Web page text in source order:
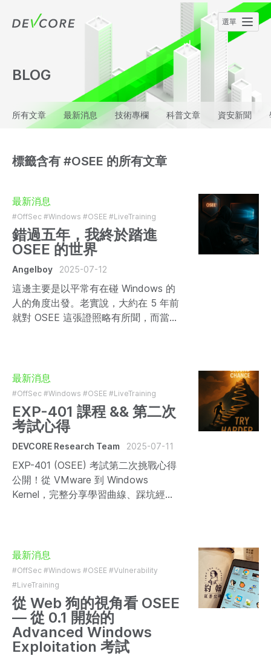
BLOG
所有文章 最新消息 技術專欄 科普文章 資安新聞
標籤含有 #OSEE 的所有文章
最新消息
#OffSec #Windows #OSEE #LiveTraining
錯過五年，我終於踏進
OSEE 的世界
Angelboy 2025-07-12
這邊主要是以平常有在碰 Windows 的
人的角度出發。老實說，大約在 5 年前
就對 OSEE 這張證照略有所聞，而當時
一些有關 Windows Kernel 的利用技
巧，不過剛開時學時也處處碰壁，花了
好一段時間才慢慢學會怎麼去好好搞一
個 Windows Kernel Exploit。在得知有
這張證照之後，便下定決心未來某一天
一定要拿到這張證照。
最新消息
#OffSec #Windows #OSEE #LiveTraining
EXP-401 課程 && 第二次
考試心得
DEVCORE Research Team 2025-07-11
EXP-401 (OSEE) 考試第二次挑戰心得
公開！從 VMware 到 Windows
Kernel，完整分享學習曲線、踩坑經
最新消息
#OffSec #Windows #OSEE #Vulnerability
#LiveTraining
從 Web 狗的視角看 OSEE
— 從 0.1 開始的
Advanced Windows
Exploitation 考試